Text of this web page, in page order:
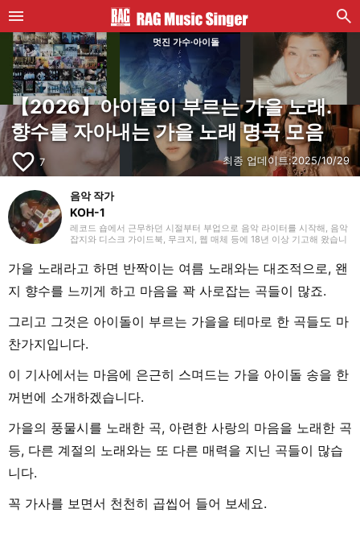
멋진 가수·아이돌
【2026】아이돌이 부르는 가을 노래.
향수를 자아내는 가을 노래 명곡 모음
favorite_border 7 최종 업데이트:2025/10/29
음악 작가
KOH-1
레코드 숍에서 근무하던 시절부터 부업으로 음악 라이터를 시작해, 음악
잡지와 디스크 가이드북, 무크지, 웹 매체 등에 18년 이상 기고해 왔습니
넘게 ‘좋아하는 것을 좋아한다’를 모토로 호기심을 잃지 않으려 항상 마음
쓰고 있습니다. 밴드 활동 경력이 있으며, 작사·작곡을 맡는 베이시스트
의 포지션이었습니다. 연주 경험이 있는 악기는 베이스, 기타, 피아노입
니다. 40대 중반부터 영어 공부를 시작해 현재도 계속하고 있습니다.
가을 노래라고 하면 반짝이는 여름 노래와는 대조적으로, 왠
지 향수를 느끼게 하고 마음을 꽉 사로잡는 곡들이 많죠.
그리고 그것은 아이돌이 부르는 가을을 테마로 한 곡들도 마
찬가지입니다.
이 기사에서는 마음에 은근히 스며드는 가을 아이돌 송을 한
꺼번에 소개하겠습니다.
가을의 풍물시를 노래한 곡, 아련한 사랑의 마음을 노래한 곡
등, 다른 계절의 노래와는 또 다른 매력을 지닌 곡들이 많습
니다.
꼭 가사를 보면서 천천히 곱씹어 들어 보세요.